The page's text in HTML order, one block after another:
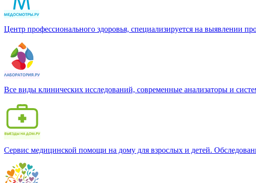
Центр профессионального здоровья, специализируется на выявлении
Все виды клинических исследований, современные анализаторы и
Сервис медицинской помощи на дому для взрослых и детей.